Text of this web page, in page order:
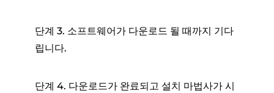
단계 3. 소프트웨어가 다운로드 될 때까지 기다
립니다.
단계 4. 다운로드가 완료되고 설치 마법사가 시